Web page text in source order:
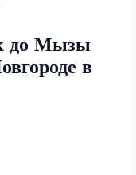
до Мызы
в